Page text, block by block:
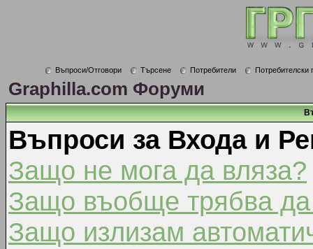
Въпроси/Отговори Търсене Потребители Потребителски
Graphilla.com Форуми
Въпроси за Входа и
Защо не мога да вляза?
Защо въобще трябва да
Защо излизам